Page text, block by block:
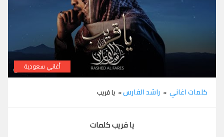
أغاني سعودية
كلمات اغاني » راشد الفارس» يا قريب
يا قريب كلمات